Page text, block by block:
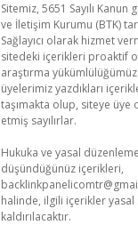
Sitemiz, 5651 Sayılı
ve İletişim Kurumu (BTK)
Sağlayıcı olarak hizmet
sitedeki içerikleri proaktif
araştırma
üyelerimiz yazdıkları
taşımakta olup, siteye
etmiş sayılırlar.
Hukuka ve yasal
düşündüğünüz içerikleri,
halinde, ilgili içerikler
kaldırılacaktır.